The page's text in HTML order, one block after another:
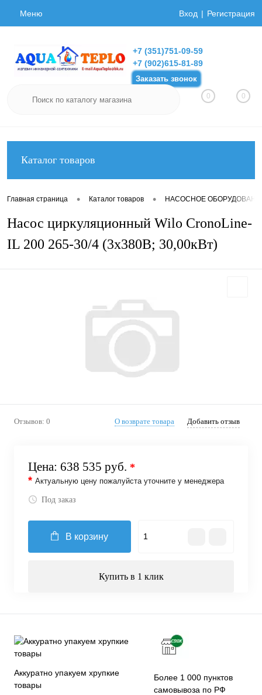
Меню Вход Регистрация
+7 (351)751-09-59
+7 (902)615-81-89
Заказать звонок
0 0
Каталог товаров
Главная страница • Каталог товаров • НАСОСНОЕ
Насос циркуляционный Wilo CronoLine-
IL 200 265-30/4 (3х380В; 30,00кВт)
Отзывов: 0 О возврате товара Добавить отзыв
Цена: 638 535 руб. *
* Актуальную цену пожалуйста уточните у менеджера
Под заказ
В корзину
Купить в 1 клик
Аккуратно упакуем хрупкие
товары
Более 1 000 пунктов
самовывоза по РФ